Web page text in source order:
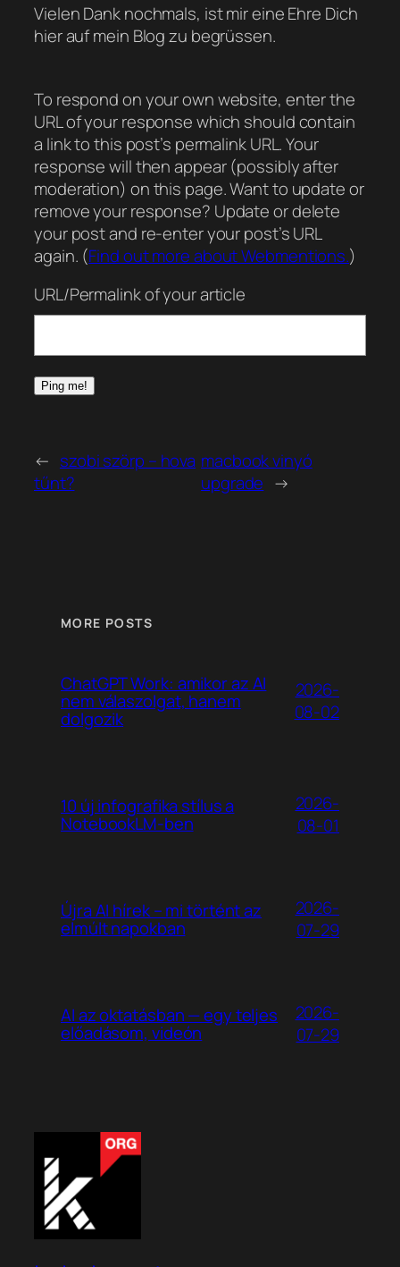
Vielen Dank nochmals, ist mir eine Ehre Dich
hier auf mein Blog zu begrüssen.
To respond on your own website, enter the
URL of your response which should contain
a link to this post’s permalink URL. Your
response will then appear (possibly after
moderation) on this page. Want to update or
remove your response? Update or delete
your post and re-enter your post’s URL
again. (Find out more about Webmentions.)
URL/Permalink of your article
← szobi szörp – hova
tűnt?
macbook vinyó
upgrade →
MORE POSTS
ChatGPT Work: amikor az AI
nem válaszolgat, hanem
dolgozik
2026-
08-02
10 új infografika stílus a
NotebookLM-ben
2026-
08-01
Újra AI hírek – mi történt az
elmúlt napokban
2026-
07-29
AI az oktatásban — egy teljes
előadásom, videón
2026-
07-29